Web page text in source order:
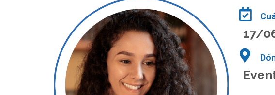
17/